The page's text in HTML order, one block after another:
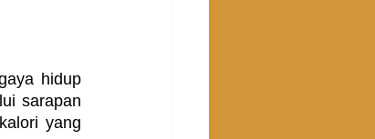
hidup
sarapan
yang